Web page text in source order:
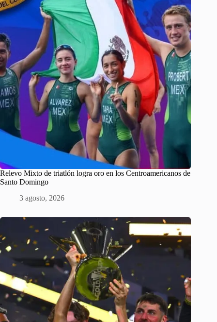
Relevo Mixto de triatlón logra oro en los Centroamericanos de
Santo Domingo
3 agosto, 2026